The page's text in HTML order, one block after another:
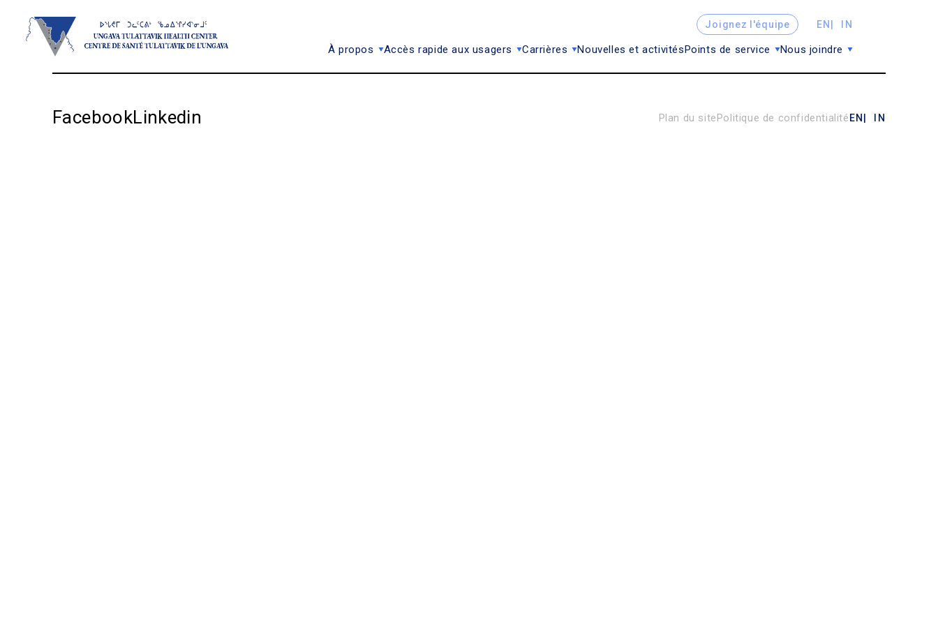
Joignez l'équipe EN IN
À propos Accès rapide aux usagers Carrières Nouvelles et activitésPoints de service Nous joindre
FacebookLinkedin Plan du sitePolitique de confidentialitéEN IN